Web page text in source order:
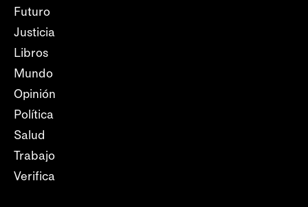
Futuro
Justicia
Libros
Mundo
Opinión
Política
Salud
Trabajo
Verifica